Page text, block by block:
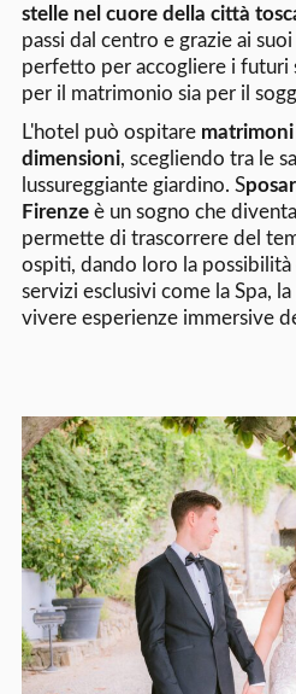
stelle nel cuore della città
passi dal centro e grazie ai
perfetto per accogliere i futuri
per il matrimonio sia per il
L'hotel può ospitare
dimensioni, scegliendo tra le
lussureggiante giardino. S
Firenzeè un sogno che
permette di trascorrere del
ospiti, dando loro la
servizi esclusivi come la Spa,
vivere esperienze immersive